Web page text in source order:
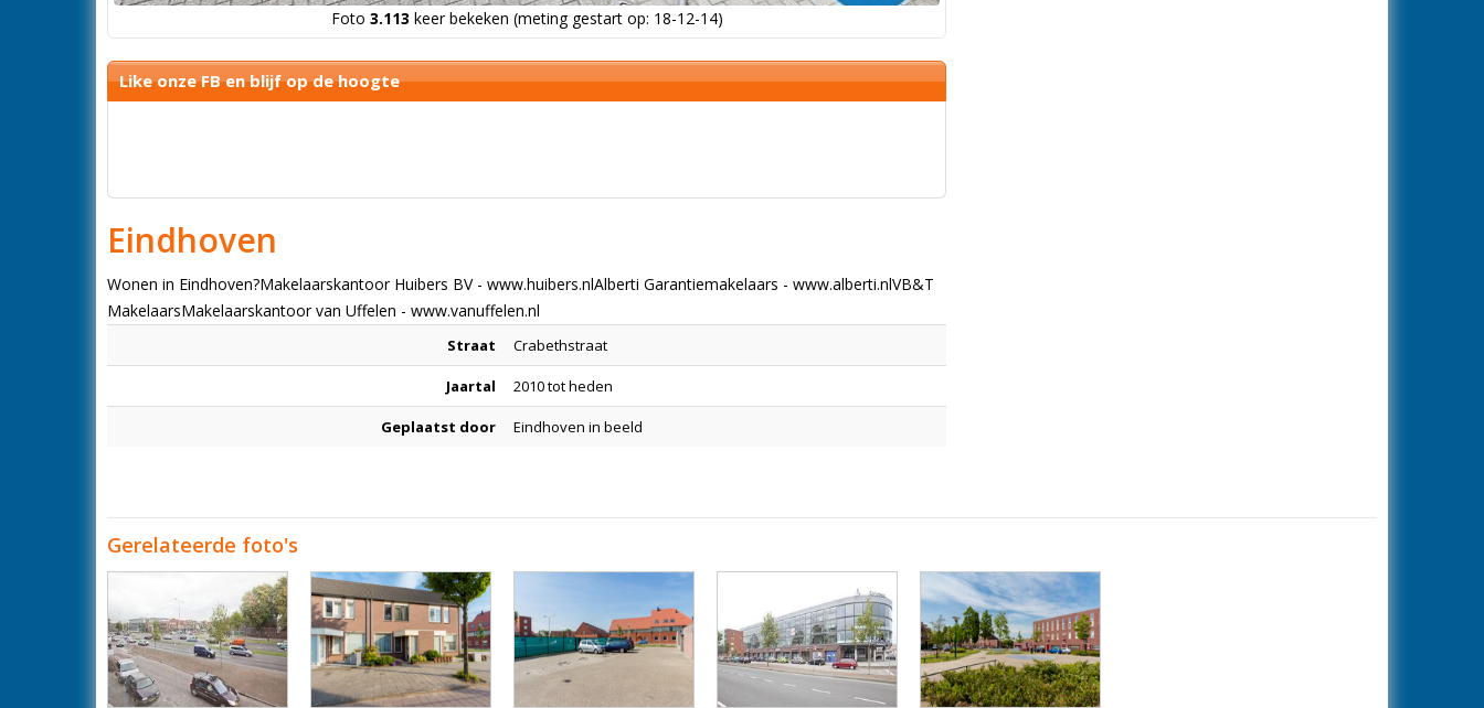
Foto 3.113 keer bekeken (meting gestart op: 18-12-14)
Like onze FB en blijf op de hoogte
Eindhoven
Wonen in Eindhoven?Makelaarskantoor Huibers BV - www.huibers.nlAlberti Garantiemakelaars - www.alberti.nlVB&T
MakelaarsMakelaarskantoor van Uffelen - www.vanuffelen.nl
Straat Crabethstraat
Jaartal 2010 tot heden
Geplaatst door Eindhoven in beeld
Gerelateerde foto's